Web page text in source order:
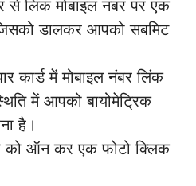
से लिंक मोबाइल नंबर पर एक
डालकर आपको सबमिट
कार्ड में मोबाइल नंबर लिंक
में आपको बायोमेट्रिक
है।
को ऑन कर एक फोटो क्लिक